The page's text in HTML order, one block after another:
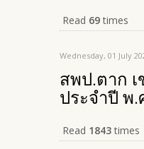
Read 69times
Wednesday, 01 July
สพป.ตาก
ประจำปี พ.
Read 1843times